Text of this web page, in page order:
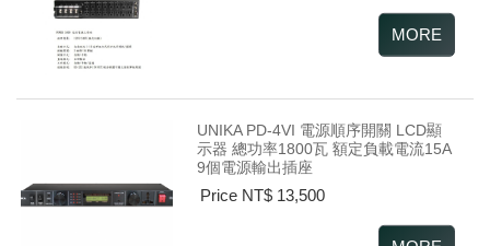
UNIKA PD-4VI 電源順序開關 LCD顯
示器 總功率1800瓦 額定負載電流15A
9個電源輸出插座
Price NT$ 13,500